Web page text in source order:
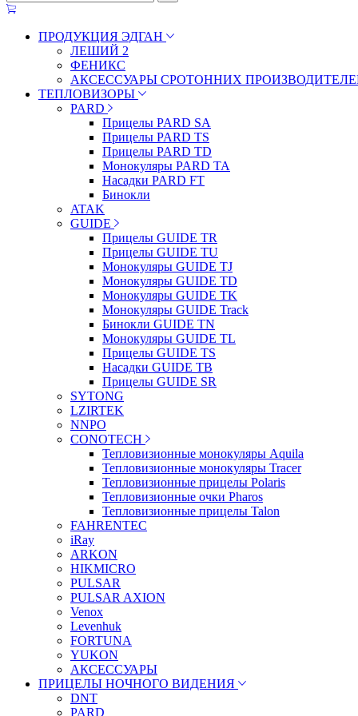
ПРОДУКЦИЯ ЭДГАН
ЛЕШИЙ 2
ФЕНИКС
АКСЕССУАРЫ СРОТОННИХ
ТЕПЛОВИЗОРЫ
PARD
Прицелы PARD SA
Прицелы PARD TS
Прицелы PARD TD
Монокуляры PARD TA
Насадки PARD FT
Бинокли
ATAK
GUIDE
Прицелы GUIDE TR
Прицелы GUIDE TU
Монокуляры GUIDE TJ
Монокуляры GUIDE TD
Монокуляры GUIDE TK
Монокуляры GUIDE Track
Бинокли GUIDE TN
Монокуляры GUIDE TL
Прицелы GUIDE TS
Насадки GUIDE TB
Прицелы GUIDE SR
SYTONG
LZIRTEK
NNPO
CONOTECH
Тепловизионные монокуляры Aquila
Тепловизионные монокуляры Tracer
Тепловизионные прицелы Polaris
Тепловизионные очки Pharos
Тепловизионные прицелы Talon
FAHRENTEC
iRay
ARKON
HIKMICRO
PULSAR
PULSAR AXION
Venox
Levenhuk
FORTUNA
YUKON
АКСЕССУАРЫ
ПРИЦЕЛЫ НОЧНОГО ВИДЕНИЯ
DNT
PARD